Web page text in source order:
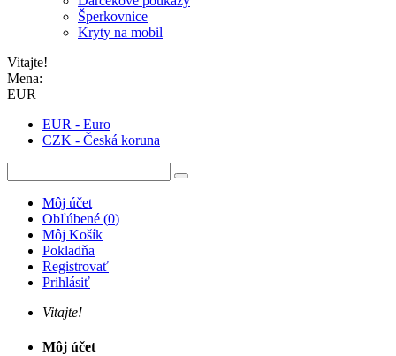
Šperkovnice
Kryty na mobil
Vitajte!
Mena:
EUR
EUR - Euro
CZK - Česká koruna
Môj účet
Obľúbené (0)
Môj Košík
Pokladňa
Registrovať
Prihlásiť
Vitajte!
Môj účet